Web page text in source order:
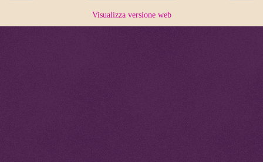
Visualizza versione web